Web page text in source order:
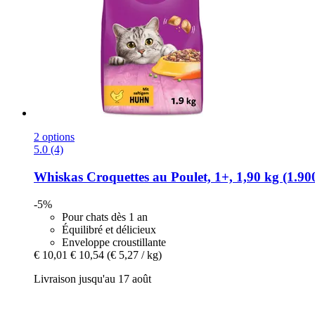
2 options
5.0 (4)
Whiskas Croquettes au Poulet, 1+, 1,90 kg
-5%
Pour chats dès 1 an
Équilibré et délicieux
Enveloppe croustillante
€ 10,01 € 10,54 (€ 5,27 / kg)
Livraison jusqu'au 17 août